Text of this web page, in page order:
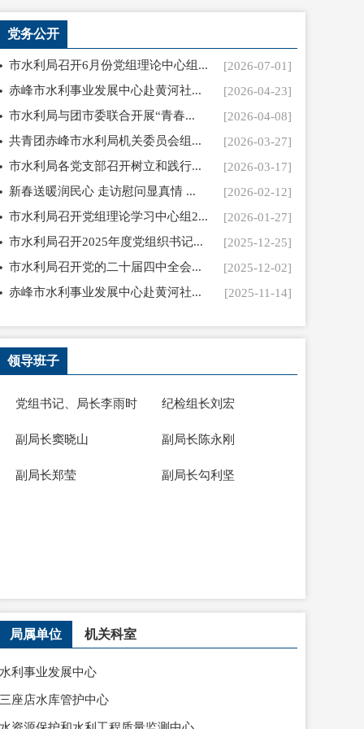
党务公开
市水利局召开6月份党组理论中心组...
[2026-07-01]
赤峰市水利事业发展中心赴黄河社...
[2026-04-23]
市水利局与团市委联合开展“青春...
[2026-04-08]
共青团赤峰市水利局机关委员会组...
[2026-03-27]
市水利局各党支部召开树立和践行...
[2026-03-17]
新春送暖润民心 走访慰问显真情 ...
[2026-02-12]
市水利局召开党组理论学习中心组2...
[2026-01-27]
市水利局召开2025年度党组织书记...
[2025-12-25]
市水利局召开党的二十届四中全会...
[2025-12-02]
赤峰市水利事业发展中心赴黄河社...
[2025-11-14]
领导班子
党组书记、局长李雨时 纪检组长刘宏
副局长窦晓山 副局长陈永刚
副局长郑莹 副局长勾利坚
局属单位 机关科室
水利事业发展中心
三座店水库管护中心